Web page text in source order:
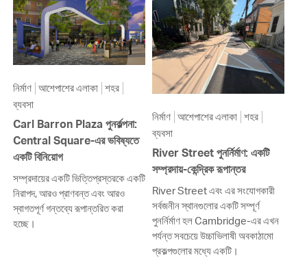
নির্মাণ আশেপাশের এলাকা শহর
ব্যবসা
Carl Barron Plaza পুনর্কল্পনা:
Central Square-এর ভবিষ্যতে
একটি বিনিয়োগ
সম্প্রদায়ের একটি ভিত্তিপ্রস্তরকে একটি
নিরাপদ, আরও প্রাণবন্ত এবং আরও
স্বাগতপূর্ণ গন্তব্যে রূপান্তরিত করা
হচ্ছে।
নির্মাণ আশেপাশের এলাকা শহর
ব্যবসা
River Street পুনর্নির্মাণ: একটি
সম্প্রদায়-কেন্দ্রিক রূপান্তর
River Street এবং এর সংযোগকারী
সর্বজনীন স্থানগুলোর একটি সম্পূর্ণ
পুনর্নির্মাণ হল Cambridge-এর এখন
পর্যন্ত সবচেয়ে উচ্চাভিলাষী অবকাঠামো
প্রকল্পগুলোর মধ্যে একটি।